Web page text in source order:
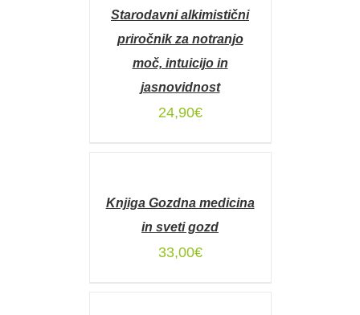
Starodavni alkimistični
priročnik za notranjo
moč, intuicijo in
jasnovidnost
24,90€
Knjiga Gozdna medicina
in sveti gozd
33,00€